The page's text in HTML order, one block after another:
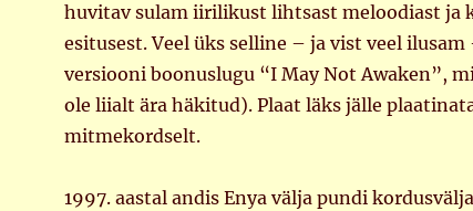
huvitav sulam iirilikust lihtsast meloodiast ja
esitusest. Veel üks selline – ja vist veel
versiooni boonuslugu “I May Not Awaken”,
ole liialt ära häkitud). Plaat läks jälle
mitmekordselt.
1997. aastal andis Enya välja pundi